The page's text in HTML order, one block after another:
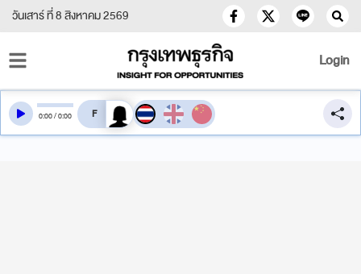
วันเสาร์ ที่ 8 สิงหาคม 2569
Login
0:00/0:00 สลับเสียงอ่าน